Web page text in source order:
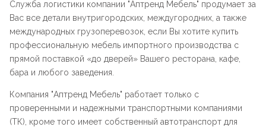
Служба логистики компании "Аптренд Мебель" продумает за
Вас все детали внутригородских, междугородних, а также
международных грузоперевозок, если Вы хотите купить
профессиональную мебель импортного производства с
прямой поставкой «до дверей» Вашего ресторана, кафе,
бара и любого заведения.
Компания "Аптренд Мебель" работает только с
проверенными и надежными транспортными компаниями
(ТК), кроме того имеет собственный автотранспорт для